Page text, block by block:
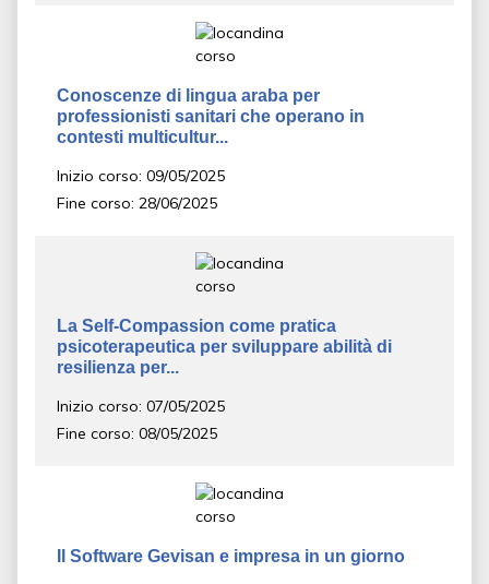
Conoscenze di lingua araba per
professionisti sanitari che operano in
contesti multicultur...
Inizio corso: 09/05/2025
Fine corso: 28/06/2025
La Self-Compassion come pratica
psicoterapeutica per sviluppare abilità di
resilienza per...
Inizio corso: 07/05/2025
Fine corso: 08/05/2025
Il Software Gevisan e impresa in un giorno